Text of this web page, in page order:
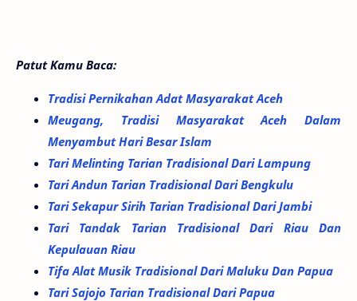
Patut Kamu Baca:
Tradisi Pernikahan Adat Masyarakat Aceh
Meugang, Tradisi Masyarakat Aceh Dalam
Menyambut Hari Besar Islam
Tari Melinting Tarian Tradisional Dari Lampung
Tari Andun Tarian Tradisional Dari Bengkulu
Tari Sekapur Sirih Tarian Tradisional Dari Jambi
Tari Tandak Tarian Tradisional Dari Riau Dan
Kepulauan Riau
Tifa Alat Musik Tradisional Dari Maluku Dan Papua
Tari Sajojo Tarian Tradisional Dari Papua